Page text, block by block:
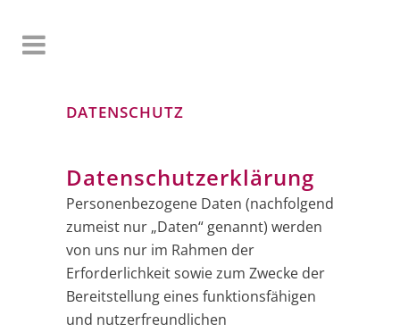
DATENSCHUTZ
Datenschutzerklärung
Personenbezogene Daten (nachfolgend
zumeist nur „Daten“ genannt) werden
von uns nur im Rahmen der
Erforderlichkeit sowie zum Zwecke der
Bereitstellung eines funktionsfähigen
und nutzerfreundlichen